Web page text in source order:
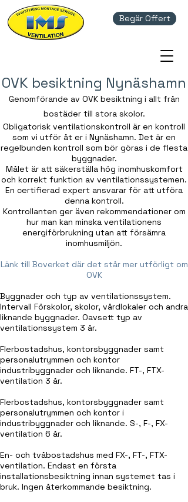
Begär Offert
OVK besiktning Nynäshamn
Genomförande av OVK besiktning i allt från
bostäder till stora skolor.
Obligatorisk ventilationskontroll är en kontroll
som vi utför åt er i Nynäshamn. Det är en
regelbunden kontroll som bör göras i de flesta
byggnader.
Målet är att säkerställa hög inomhuskomfort
och korrekt funktion av ventilationssystemen.
En certifierad expert ansvarar för att utföra
denna kontroll.
Kontrollanten ger även rekommendationer om
hur man kan minska ventilationens
energiförbrukning utan att försämra
inomhusmiljön.
Länk till Boverket där det står mer utförligt om
OVK
Byggnader och typ av ventilationssystem.
Intervall Förskolor, skolor, vårdlokaler och andra
liknande byggnader. Oavsett typ av
ventilationssystem 3 år.
Flerbostadshus, kontorsbyggnader samt
personalutrymmen och kontor
industribyggnader och liknande. FT-, FTX-
ventilation 3 år.
Flerbostadshus, kontorsbyggnader samt
personalutrymmen och kontor i
industribyggnader och liknande. S-, F-, FX-
ventilation 6 år.
En- och tvåbostadshus med FX-, FT-, FTX-
ventilation. Endast en första
installationsbesiktning innan systemet tas i
bruk. Ingen återkommande besiktning.